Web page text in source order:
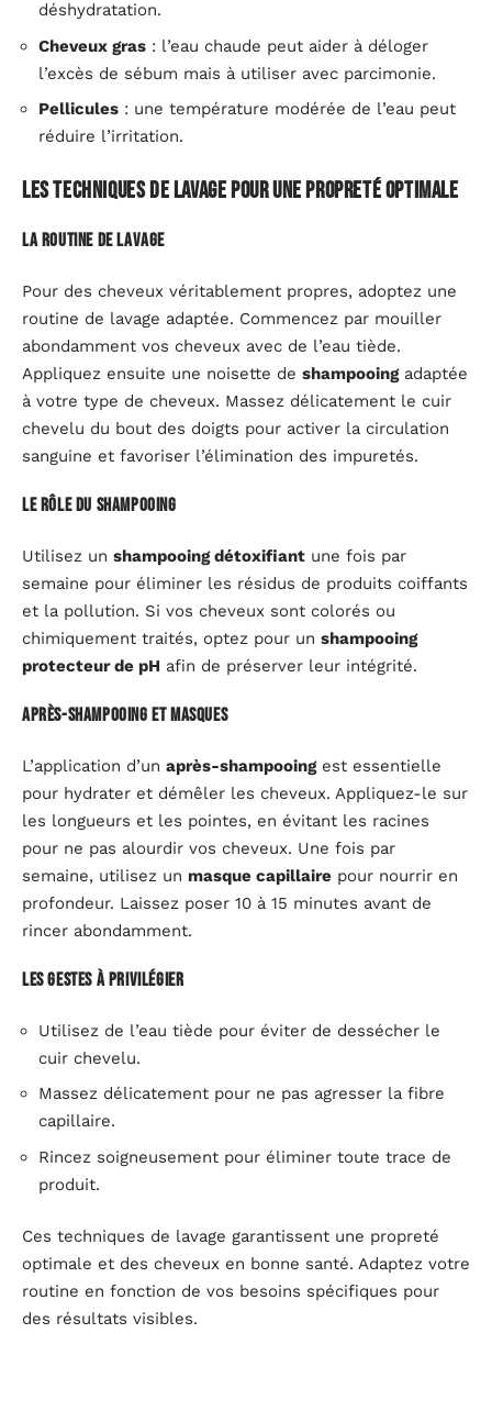
déshydratation.
Cheveux gras : l’eau chaude peut aider à déloger
l’excès de sébum mais à utiliser avec parcimonie.
Pellicules : une température modérée de l’eau peut
réduire l’irritation.
Les techniques de lavage pour une propreté optimale
La routine de lavage
Pour des cheveux véritablement propres, adoptez une
routine de lavage adaptée. Commencez par mouiller
abondamment vos cheveux avec de l’eau tiède.
Appliquez ensuite une noisette de shampooingadaptée
à votre type de cheveux. Massez délicatement le cuir
chevelu du bout des doigts pour activer la circulation
sanguine et favoriser l’élimination des impuretés.
Le rôle du shampooing
Utilisez un shampooing détoxifiant une fois par
semaine pour éliminer les résidus de produits coiffants
et la pollution. Si vos cheveux sont colorés ou
chimiquement traités, optez pour un shampooing
protecteur de pH afin de préserver leur intégrité.
Après-shampooing et masques
L’application d’un après-shampooingest essentielle
pour hydrater et démêler les cheveux. Appliquez-le sur
les longueurs et les pointes, en évitant les racines
pour ne pas alourdir vos cheveux. Une fois par
semaine, utilisez un masque capillaire pour nourrir en
profondeur. Laissez poser 10 à 15 minutes avant de
rincer abondamment.
Les gestes à privilégier
Utilisez de l’eau tiède pour éviter de dessécher le
cuir chevelu.
Massez délicatement pour ne pas agresser la fibre
capillaire.
Rincez soigneusement pour éliminer toute trace de
produit.
Ces techniques de lavage garantissent une propreté
optimale et des cheveux en bonne santé. Adaptez votre
routine en fonction de vos besoins spécifiques pour
des résultats visibles.